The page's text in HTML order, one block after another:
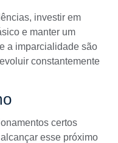
investir em
e manter um
a imparcialidade são
constantemente
certos
esse próximo